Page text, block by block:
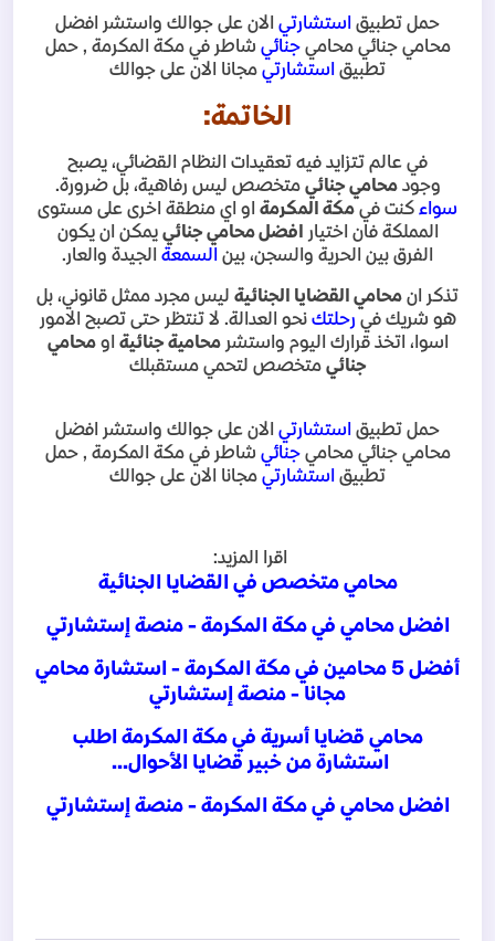
حمل تطبيق استشارتي الان على جوالك واستشر افضل
محامي جنائي محاميجنائي شاطر في مكة المكرمة , حمل
تطبيق استشارتي مجانا الان على جوالك
الخاتمة:
في عالم تتزايد فيه تعقيدات النظام القضائي، يصبح
وجود محامي جنائي متخصص ليس رفاهية، بل ضرورة.
سواء كنت في مكة المكرمة او اي منطقة اخرى على مستوى
المملكة فان اختيار افضل محامي جنائي يمكن ان يكون
الفرق بين الحرية والسجن، بين السمعة الجيدة والعار.
تذكر ان محامي القضايا الجنائية ليس مجرد ممثل قانوني، بل
هو شريك في رحلتكنحو العدالة. لا تنتظر حتى تصبح الامور
اسوا، اتخذ قرارك اليوم واستشر محامية جنائية او محامي
جنائي متخصص لتحمي مستقبلك
حمل تطبيق استشارتي الان على جوالك واستشر افضل
محامي جنائي محاميجنائي شاطر في مكة المكرمة , حمل
تطبيق استشارتي مجانا الان على جوالك
اقرا المزيد:
محامي متخصص في القضايا الجنائية
افضل محامي في مكة المكرمة - منصة إستشارتي
أفضل 5 محامين في مكة المكرمة - استشارة محامي
مجانا - منصة إستشارتي
محامي قضايا أسرية في مكة المكرمة اطلب
استشارة من خبير قضايا الأحوال...
افضل محامي في مكة المكرمة - منصة إستشارتي